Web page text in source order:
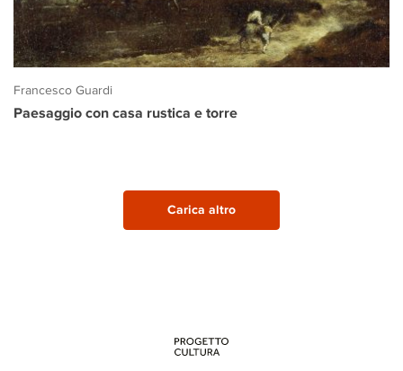
Francesco Guardi
Paesaggio con casa rustica e torre
Carica altro